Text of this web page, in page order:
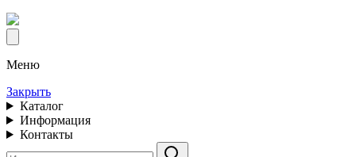
Меню
Закрыть
Каталог
Информация
Контакты